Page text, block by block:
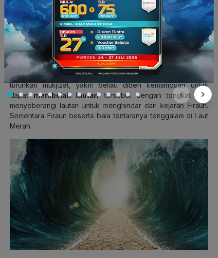
Musa AS. Lalu, mukzizat Nabi Musa datang kepadanya, di
manasebuah tongkat yang dibawa Nabi Musa AS dapat
menjelma menjadi ular besar yang melahap ular-ular
para penyihir Firaun. Firaun pun mengirimkan bala
tentaranya untuk membunuh Nabi Musa AS.
Sampai pada akhirnya Nabi Musa bersama kaum Bani Israil
berada di tepi lautan merah. Kemudian Allah SWT kembali
turunkan mukjizat, yakni beliau diberi kemampuan untuk
dapatmembelah lautantersebut dengan tongkat dan
menyeberangi lautan untuk menghindar dari kejaran Firaun.
Sementara Firaun beserta bala tentaranya tenggalam di Laut
Merah.